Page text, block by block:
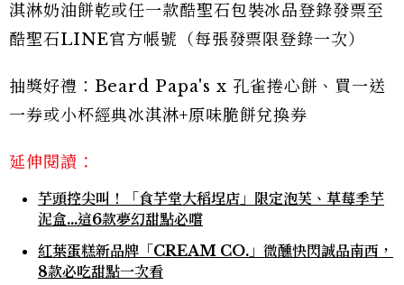
淇淋奶油餅乾或任一款酷聖石包裝冰品登錄發票至
酷聖石LINE官方帳號（每張發票限登錄一次）
抽獎好禮：Beard Papa's x 孔雀捲心餅、買一送
一券或小杯經典冰淇淋+原味脆餅兌換券
延伸閱讀：
芋頭控尖叫！「食芋堂大稻埕店」限定泡芙、草莓季芋
泥盒...這6款夢幻甜點必嚐
紅葉蛋糕新品牌「CREAM CO.」微醺快閃誠品南西，
8款必吃甜點一次看